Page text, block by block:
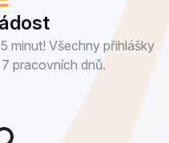
minut! Všechny přihlášky
pracovních dnů.